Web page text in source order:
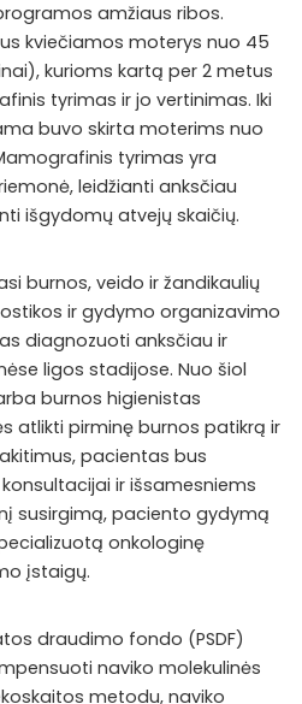
amžiaus ribos.
kviečiamos moterys nuo 45
kurioms kartą per 2 metus
tyrimas ir jo vertinimas. Iki
buvo skirta moterims nuo
tyrimas yra
leidžianti anksčiau
išgydomų atvejų skaičių.
burnos, veido ir žandikaulių
ir gydymo organizavimo
diagnozuoti anksčiau ir
ligos stadijose. Nuo šiol
burnos higienistas
atlikti pirminę burnos patikrą ir
pacientas bus
ir išsamesniems
susirgimą, paciento gydymą
onkologinę
įstaigų.
draudimo fondo (PSDF)
naviko molekulinės
metodu, naviko